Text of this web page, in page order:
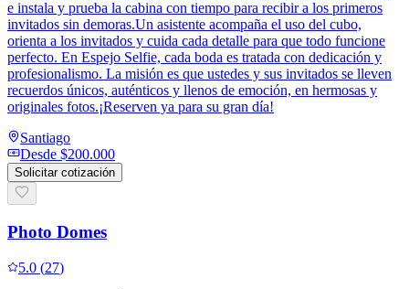
e instala y prueba la cabina con tiempo para recibir a los primeros
invitados sin demoras.Un asistente acompaña el uso del cubo,
orienta a los invitados y cuida cada detalle para que todo funcione
perfecto. En Espejo Selfie, cada boda es tratada con dedicación y
profesionalismo. La misión es que ustedes y sus invitados se lleven
recuerdos únicos, auténticos y llenos de emoción, en hermosas y
originales fotos.¡Reserven ya para su gran día!
Santiago
Desde $200.000
Solicitar cotización
Photo Domes
5.0 (27)